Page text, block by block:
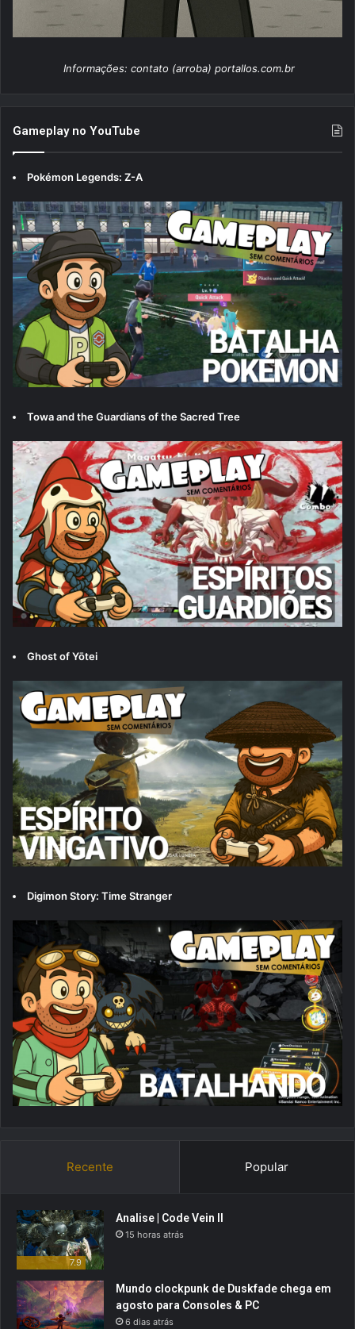
Informações: contato (arroba) portallos.com.br
Gameplay no YouTube
Pokémon Legends: Z-A
Towa and the Guardians of the Sacred Tree
Ghost of Yōtei
Digimon Story: Time Stranger
Recente Popular
7.9
Analise | Code Vein II
15 horas atrás
Mundo clockpunk de Duskfade chega em
agosto para Consoles & PC
6 dias atrás